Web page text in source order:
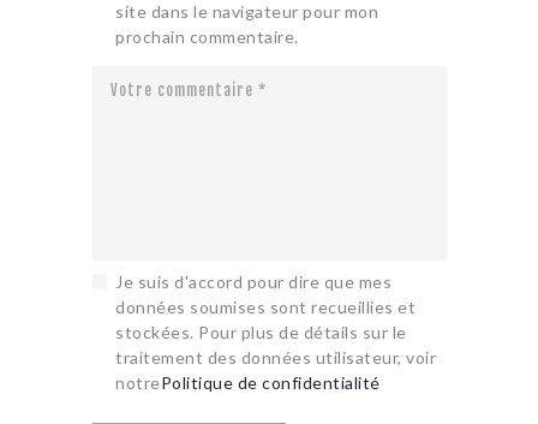
site dans le navigateur pour mon
prochain commentaire.
Je suis d'accord pour dire que mes
données soumises sont recueillies et
stockées. Pour plus de détails sur le
traitement des données utilisateur, voir
notrePolitique de confidentialité